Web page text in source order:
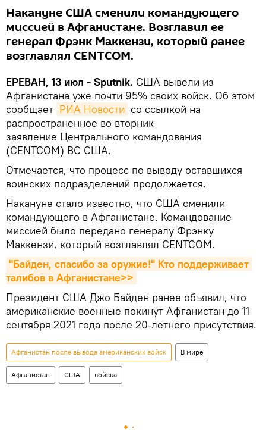
Накануне США сменили командующего
миссией в Афганистане. Возглавил ее
генерал Фрэнк Маккензи, который ранее
возглавлял CENTCOM.
ЕРЕВАН, 13 июл - Sputnik. США вывели из
Афганистана уже почти 95% своих войск. Об этом
сообщает РИА Новости со ссылкой на
распространенное во вторник
заявление Центрального командования
(CENTCOM) ВС США.
Отмечается, что процесс по выводу оставшихся
воинских подразделений продолжается.
Накануне стало известно, что США сменили
командующего в Афганистане. Командование
миссией было передано генералу Фрэнку
Маккензи, который возглавлял CENTCOM.
"Байден, спасибо за оружие!" Кто поддерживает
талибов в Афганистане>>
Президент США Джо Байден ранее объявил, что
американские военные покинут Афганистан до 11
сентября 2021 года после 20-летнего присутствия.
Афганистан после вывода американских войск В мире
Афганистан США войска